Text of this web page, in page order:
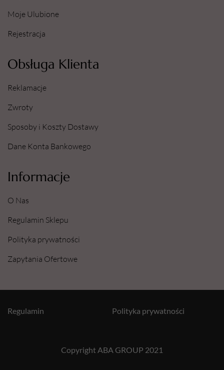
Moje Ulubione
Rejestracja
Obsługa Klienta
Reklamacje
Zwroty
Sposoby i Koszty Dostawy
Dane Konta Bankowego
Informacje
O Nas
Regulamin Sklepu
Polityka prywatności
Zapytania Ofertowe
Copyright ABA GROUP 2021
Polityka prywatności
Regulamin